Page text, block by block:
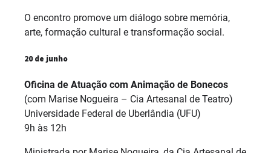
O encontro promove um diálogo sobre memória,
arte, formação cultural e transformação social.
20 de junho
Oficina de Atuação com Animação de Bonecos
(com Marise Nogueira – Cia Artesanal de Teatro)
Universidade Federal de Uberlândia (UFU)
9h às 12h